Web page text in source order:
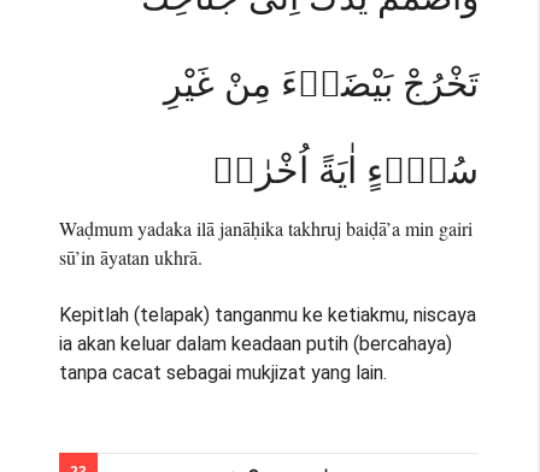
تَخْرُجْ بَيْضَاۤءَ مِنْ غَيْرِ
سُوْۤءٍ اٰيَةً اُخْرٰىۙ
Waḍmum yadaka ilā janāḥika takhruj baiḍā’a min gairi
sū’in āyatan ukhrā.
Kepitlah (telapak) tanganmu ke ketiakmu, niscaya
ia akan keluar dalam keadaan putih (bercahaya)
tanpa cacat sebagai mukjizat yang lain.